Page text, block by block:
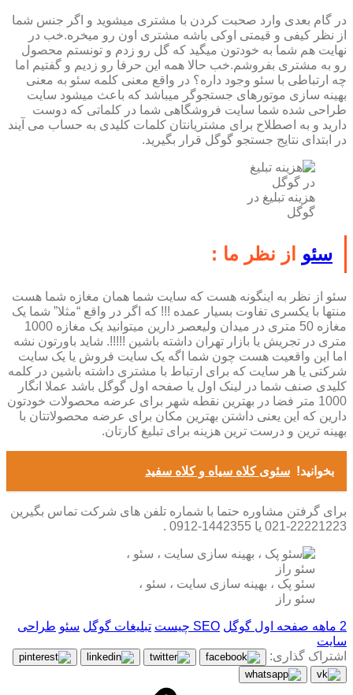
در گام بعدی وارد صحبت کردن با مشتری میشوید و اگر جنس شما
از نظر کیفی و قیمتی اوکی باشه مشتری اون رو میخره.خب در
نهایت هم شما به خودتون میگید که گل رو زدم و تونستم محصول
رو به مشتری بفروشم.خب حالا همه این حرفا رو زدیم و گفتیم اما
چه ارتباطی با سئو وجود داره؟ در واقع معنی کلمه سئو به معنی
بهینه سازی موتورهای جستجوگر میباشد که باعث میشود سایت
طراحی شده شما سایت فروشگاهی شما در کلماتی که دوست
دارید و به اصطلاح برای مشتریانتان کلمات کلیدی به حساب می آیند
در ابتدای نتایج جستجو گوگل قرار بگیرید.
هزینه تبلیغ در
گوگل
سئو از نظر ما :
سئو از نظر به اینگونه هست که سایت شما همان مغازه شما هست
منتها با یکسری تفاوت بسیار عمده !!! که اگر در واقع “مثلا” شما یک
مغازه 50 متری در میدان ولیعصر دارین میتوانید یک مغازه 1000
متری در تجریش یا بازار تهران داشته باشین !!!!!. شاید باورتون نشه
اما این واقعیت هست چون شما اگه یک سایت فروش یا یک سایت
شرکتی یا هر سایت که برای ارتباط با مشتری داشته باشین در کلمه
کلیدی صنف شما در لینک اول یا صفحه اول گوگل باشد عملا انگار
1000 متر فضا در بهترین نقطه شهر برای عرضه محصولات خودتون
دارین که این یعنی داشتن بهترین مکان برای عرضه محصولاتتان با
بهینه ترین و درست ترین هزینه برای تبلیغ کارتان.
بخوانید! سئوی کلاه سیاه و کلاه سفید
برای گرفتن مشاوره حتما با شماره تلفن های شرکت تماس بگیرین
22221223-021 یا 1442355-0912 .
سئو پک ، بهینه سازی سایت ، سئو ،
سئو راز
2 ماهه صفحه اول گوگل SEO چیست تبلیغات گوگل سئو طراحی
سایت
اشتراک گذاری: